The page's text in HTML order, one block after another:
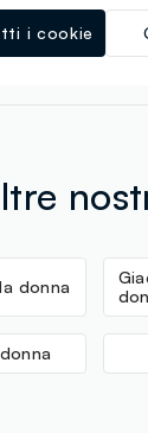
donna
i cookie